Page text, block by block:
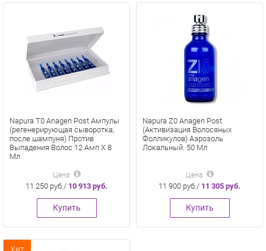
Napura T0 Anagen Post Ампулы
(регенерирующая сыворотка,
после шампуня) Против
Выпадения Волос 12 Амп Х 8
Мл
Цена
11 250 руб./ 10 913 руб.
Купить
Napura Z0 Anagen Post
(Активизация Волосяных
Фолликулов) Аэрозоль
Локальный. 50 Мл
Цена
11 900 руб./ 11 305 руб.
Купить